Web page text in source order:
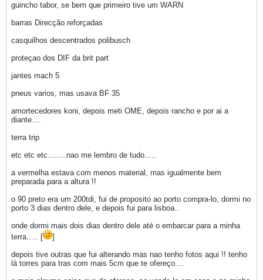
guincho tabor, se bem que primeiro tive um WARN
barras Direcção reforçadas
casquilhos descentrados polibusch
proteçao dos DIF da brit part
jantes mach 5
pneus varios, mas usava BF 35
amortecedores koni, depois meti OME, depois rancho e por ai a
diante....
terra trip
etc etc etc........nao me lembro de tudo.....
a vermelha estava com menos material, mas igualmente bem
preparada para a altura !!
o 90 preto era um 200tdi, fui de proposito ao porto compra-lo, dormi no
porto 3 dias dentro dele, e depois fui para lisboa..
onde dormi mais dois dias dentro dele até o embarcar para a minha
terra..... [
]
depois tive outras que fui alterando mas nao tenho fotos aqui !! tenho
lá torres para tras com mais 5cm que te ofereço....